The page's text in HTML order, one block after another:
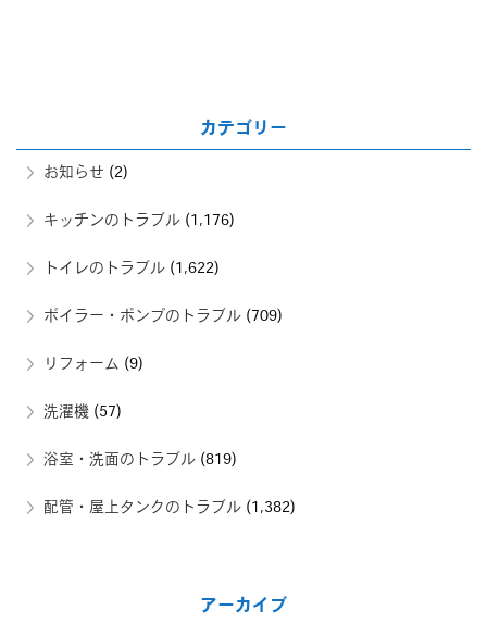
カテゴリー
お知らせ (2)
キッチンのトラブル (1,176)
トイレのトラブル (1,622)
ボイラー・ポンプのトラブル (709)
リフォーム (9)
洗濯機 (57)
浴室・洗面のトラブル (819)
配管・屋上タンクのトラブル (1,382)
アーカイブ